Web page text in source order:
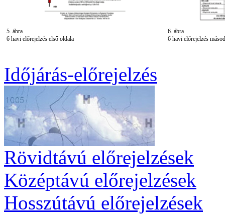
5. ábra
6 havi előrejelzés első oldala
6. ábra
6 havi előrejelzés
Időjárás-előrejelzés
Rövidtávú előrejelzések
Középtávú előrejelzések
Hosszútávú előrejelzések